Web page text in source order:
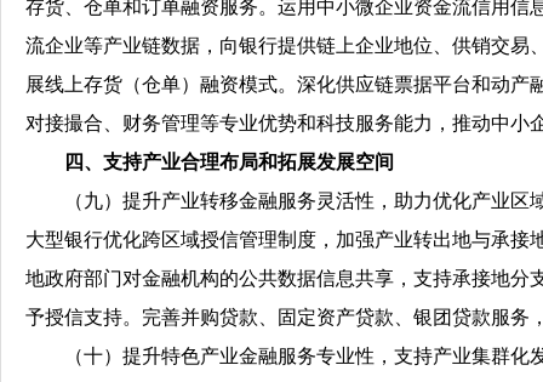
存货、仓单和订单融资服务。运用中小微企业资金流信用
流企业等产业链数据，向银行提供链上企业地位、供销交
展线上存货（仓单）融资模式。深化供应链票据平台和动
对接撮合、财务管理等专业优势和科技服务能力，推动中小
四、支持产业合理布局和拓展发展空间
（九）提升产业转移金融服务灵活性，助力优化产业区
大型银行优化跨区域授信管理制度，加强产业转出地与承
地政府部门对金融机构的公共数据信息共享，支持承接地
予授信支持。完善并购贷款、固定资产贷款、银团贷款服
（十）提升特色产业金融服务专业性，支持产业集群化